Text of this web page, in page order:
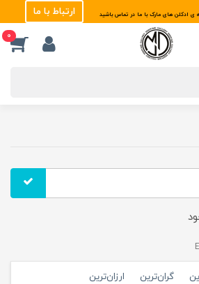
ادکلن های مارک با ما در تماس باشید ارتباط با ما
0
گران‌ترین ارزان‌ترین